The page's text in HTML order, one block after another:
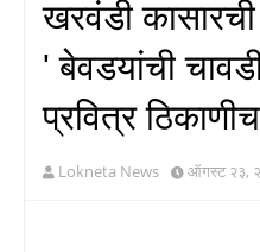
खरवंडी
' बेवडयांची
प्रवित्र
Lokneta News ऑगस्ट २३,